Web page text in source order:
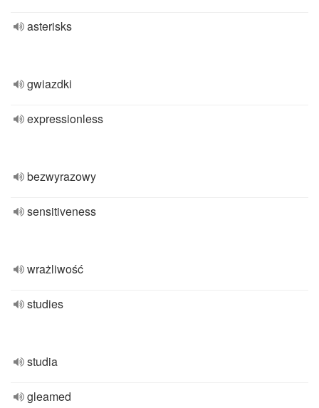
asterisks
gwiazdki
expressionless
bezwyrazowy
sensitiveness
wrażliwość
studies
studia
gleamed